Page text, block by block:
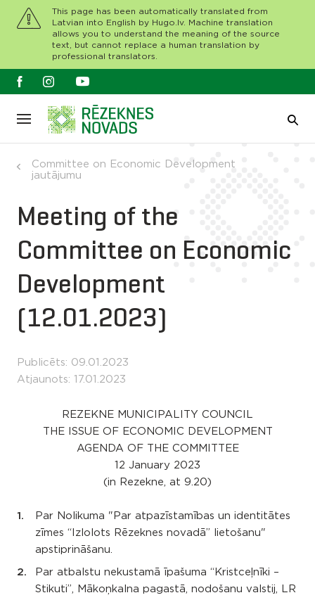
This page has been automatically translated from
Latvian into English by Hugo.lv. Machine translation
allows you to understand the meaning of the source
text, but cannot replace a human translation by
professional translators.
Committee on Economic Development
jautājumu
Meeting of the
Committee on Economic
Development
(12.01.2023)
Publicēts: 09.01.2023
Atjaunots: 17.01.2023
REZEKNE MUNICIPALITY COUNCIL
THE ISSUE OF ECONOMIC DEVELOPMENT
AGENDA OF THE COMMITTEE
12 January 2023
(in Rezekne, at 9.20)
Par Nolikuma "Par atpazīstamības un identitātes
zīmes “Izlolots Rēzeknes novadā” lietošanu"
apstiprināšanu.
Par atbalstu nekustamā īpašuma “Kristceļnīki –
Stikuti”, Mākoņkalna pagastā, nodošanu valstij, LR